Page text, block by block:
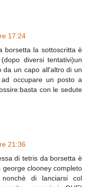
17:24
borsetta la sottoscritta è
diversi tentativi)un
da un capo all'altro di un
ad occupare un posto a
con le sedute
21:36
di tetris da borsetta è
clooney completo
di lanciarsi col